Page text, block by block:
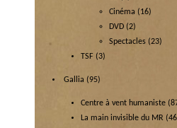
Cinéma (16)
DVD (2)
Spectacles (23)
TSF (3)
Gallia (95)
Centre à vent humaniste
La main invisible du MR